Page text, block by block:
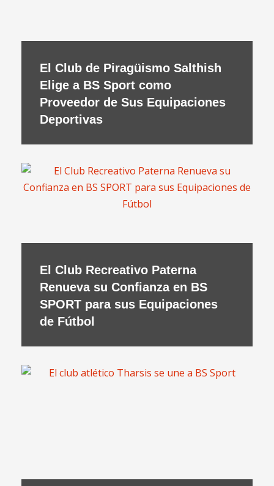
El Club de Piragüismo Salthish
Elige a BS Sport como
Proveedor de Sus Equipaciones
Deportivas
El Club Recreativo Paterna
Renueva su Confianza en BS
SPORT para sus Equipaciones
de Fútbol